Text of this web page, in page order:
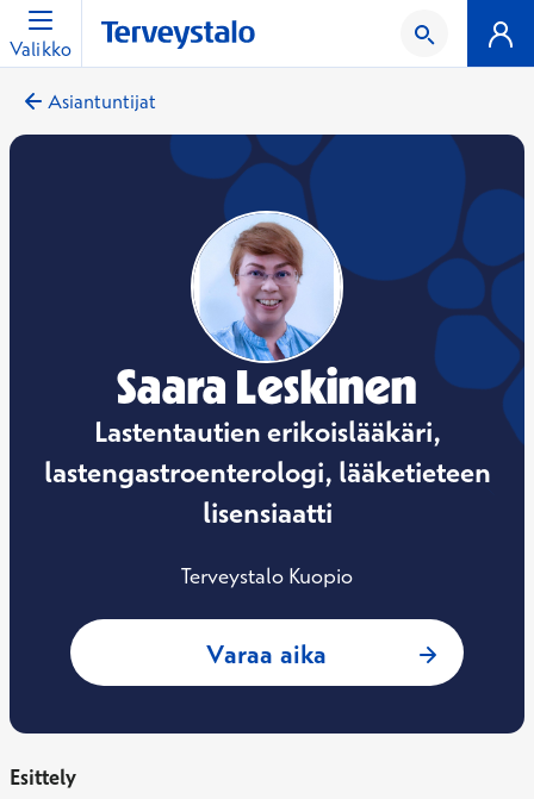
Valikko
Asiantuntijat
Saara Leskinen
Lastentautien erikoislääkäri,
lastengastroenterologi, lääketieteen
lisensiaatti
Terveystalo Kuopio
Varaa aika : Saara
Esittely